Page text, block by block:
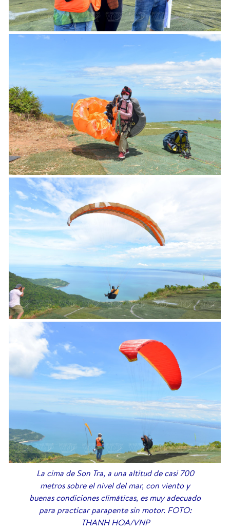
La cima de Son Tra, a una altitud de casi 700
metros sobre el nivel del mar, con viento y
buenas condiciones climáticas, es muy adecuado
para practicar parapente sin motor. FOTO:
THANH HOA/VNP